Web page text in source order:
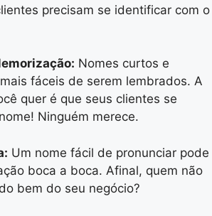
precisam se identificar com o
Nomes curtos e
fáceis de serem lembrados. A
quer é que seus clientes se
Ninguém merece.
Um nome fácil de pronunciar pode
boca a boca. Afinal, quem não
bem do seu negócio?